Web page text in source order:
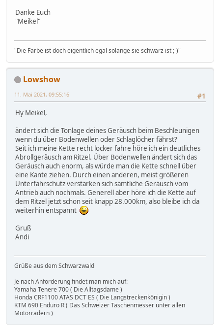
Danke Euch
"Meikel"
"Die Farbe ist doch eigentlich egal solange sie schwarz ist ;-)"
Lowshow
#1
11. Mai 2021, 09:55:16
Hy Meikel,
ändert sich die Tonlage deines Geräusch beim Beschleunigen
wenn du über Bodenwellen oder Schlaglöcher fährst?
Seit ich meine Kette recht locker fahre höre ich ein deutliches
Abrollgeräusch am Ritzel. Über Bodenwellen ändert sich das
Geräusch auch enorm, als würde man die Kette schnell über
eine Kante ziehen. Durch einen anderen, meist größeren
Unterfahrschutz verstärken sich sämtliche Geräusch vom
Antrieb auch nochmals. Generell aber höre ich die Kette auf
dem Ritzel jetzt schon seit knapp 28.000km, also bleibe ich da
weiterhin entspannt
Gruß
Andi
Grüße aus dem Schwarzwald
Je nach Anforderung findet man mich auf:
Yamaha Tenere 700 ( Die Alltagsdame )
Honda CRF1100 ATAS DCT ES ( Die Langstreckenkönigin )
KTM 690 Enduro R ( Das Schweizer Taschenmesser unter allen
Motorrädern )